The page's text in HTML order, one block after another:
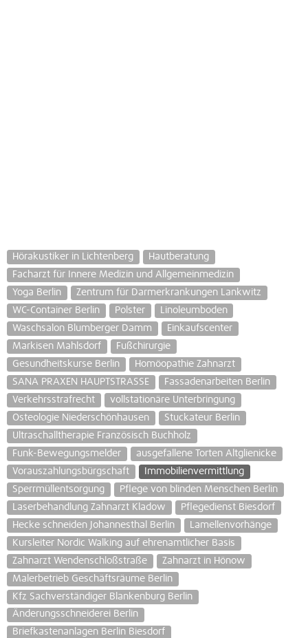
Hörakustiker in Lichtenberg
Hautberatung
Facharzt für Innere Medizin und Allgemeinmedizin
Yoga Berlin
Zentrum für Darmerkrankungen Lankwitz
WC-Container Berlin
Polster
Linoleumboden
Waschsalon Blumberger Damm
Einkaufscenter
Markisen Mahlsdorf
Fußchirurgie
Gesundheitskurse Berlin
Homöopathie Zahnarzt
SANA PRAXEN HAUPTSTRASSE
Fassadenarbeiten Berlin
Verkehrsstrafrecht
vollstationäre Unterbringung
Osteologie Niederschönhausen
Stuckateur Berlin
Ultraschalltherapie Französisch Buchholz
Funk-Bewegungsmelder
ausgefallene Torten Altglienicke
Vorauszahlungsbürgschaft
Immobilienvermittlung
Sperrmüllentsorgung
Pflege von blinden Menschen Berlin
Laserbehandlung Zahnarzt Kladow
Pflegedienst Biesdorf
Hecke schneiden Johannesthal Berlin
Lamellenvorhänge
Kursleiter Nordic Walking auf ehrenamtlicher Basis
Zahnarzt Wendenschloßstraße
Zahnarzt in Hönow
Malerbetrieb Geschäftsräume Berlin
Kfz Sachverständiger Blankenburg Berlin
Änderungsschneiderei Berlin
Briefkastenanlagen Berlin Biesdorf